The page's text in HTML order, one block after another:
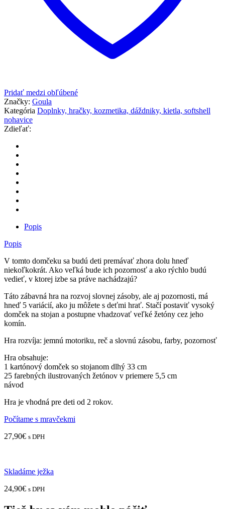
Pridať medzi obľúbené
Značky: Goula
Kategória Doplnky, hračky, kozmetika, dáždniky, kietla, softshell
nohavice
Zdieľať:
Popis
Popis
V tomto domčeku sa budú deti premávať zhora dolu hneď
niekoľkokrát. Ako veľká bude ich pozornosť a ako rýchlo budú
vedieť, v ktorej izbe sa práve nachádzajú?
Táto zábavná hra na rozvoj slovnej zásoby, ale aj pozornosti, má
hneď 5 variácií, ako ju môžete s deťmi hrať. Stačí postaviť vysoký
domček na stojan a postupne vhadzovať veľké žetóny cez jeho
komín.
Hra rozvíja: jemnú motoriku, reč a slovnú zásobu, farby, pozornosť
Hra obsahuje:
1 kartónový domček so stojanom dlhý 33 cm
25 farebných ilustrovaných žetónov v priemere 5,5 cm
návod
Hra je vhodná pre deti od 2 rokov.
Počítame s mravčekmi
27,90€ s DPH
Skladáme ježka
24,90€ s DPH